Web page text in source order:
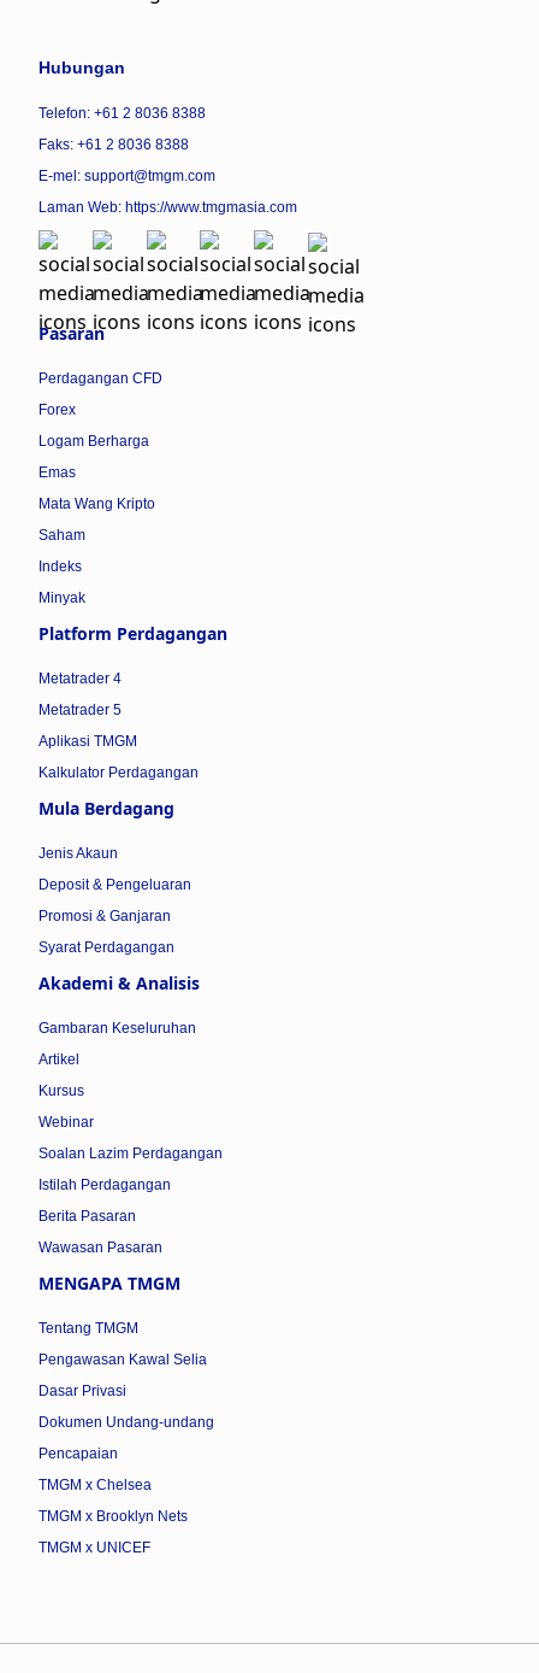
Hubungan
Telefon: +61 2 8036 8388
Faks: +61 2 8036 8388
E-mel: support@tmgm.com
Laman Web: https://www.tmgmasia.com
Pasaran
Perdagangan CFD
Forex
Logam Berharga
Emas
Mata Wang Kripto
Saham
Indeks
Minyak
Platform Perdagangan
Metatrader 4
Metatrader 5
Aplikasi TMGM
Kalkulator Perdagangan
Mula Berdagang
Jenis Akaun
Deposit & Pengeluaran
Promosi & Ganjaran
Syarat Perdagangan
Akademi & Analisis
Gambaran Keseluruhan
Artikel
Kursus
Webinar
Soalan Lazim Perdagangan
Istilah Perdagangan
Berita Pasaran
Wawasan Pasaran
MENGAPA TMGM
Tentang TMGM
Pengawasan Kawal Selia
Dasar Privasi
Dokumen Undang-undang
Pencapaian
TMGM x Chelsea
TMGM x Brooklyn Nets
TMGM x UNICEF